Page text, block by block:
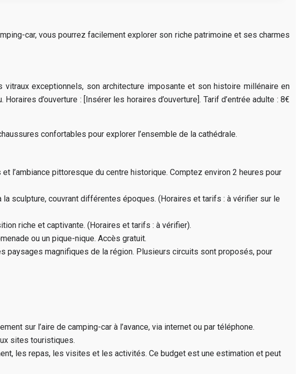
car, vous pourrez facilement explorer son riche patrimoine et ses charmes
vitraux exceptionnels, son architecture imposante et son histoire millénaire en
d’ouverture : [Insérer les horaires d’ouverture]. Tarif d’entrée adulte : 8€
confortables pour explorer l’ensemble de la cathédrale.
l’ambiance pittoresque du centre historique. Comptez environ 2 heures pour
sculpture, couvrant différentes époques. (Horaires et tarifs : à vérifier sur le
riche et captivante. (Horaires et tarifs : à vérifier).
ou un pique-nique. Accès gratuit.
paysages magnifiques de la région. Plusieurs circuits sont proposés, pour
sur l’aire de camping-car à l’avance, via internet ou par téléphone.
sites touristiques.
les repas, les visites et les activités. Ce budget est une estimation et peut